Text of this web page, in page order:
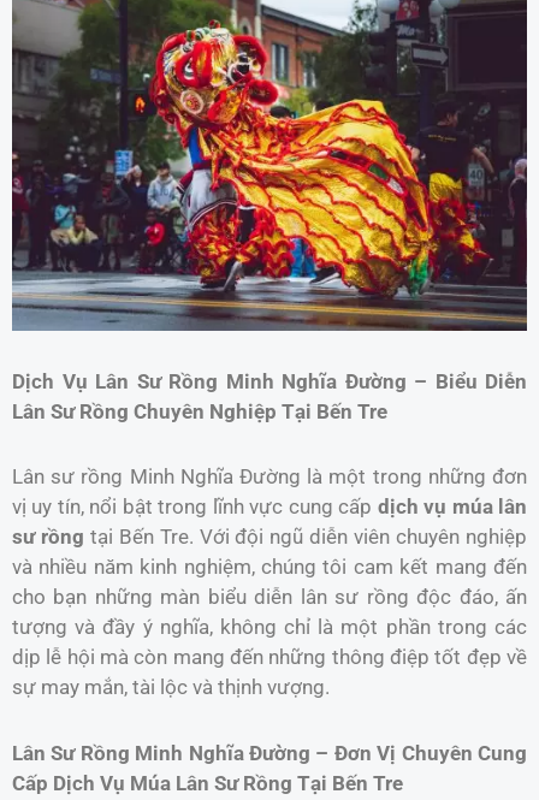
Dịch Vụ Lân Sư Rồng Minh Nghĩa Đường – Biểu Diễn
Lân Sư Rồng Chuyên Nghiệp Tại Bến Tre
Lân sư rồng Minh Nghĩa Đường là một trong những đơn
vị uy tín, nổi bật trong lĩnh vực cung cấp dịch vụ múa lân
sư rồng tại Bến Tre. Với đội ngũ diễn viên chuyên nghiệp
và nhiều năm kinh nghiệm, chúng tôi cam kết mang đến
cho bạn những màn biểu diễn lân sư rồng độc đáo, ấn
tượng và đầy ý nghĩa, không chỉ là một phần trong các
dịp lễ hội mà còn mang đến những thông điệp tốt đẹp về
sự may mắn, tài lộc và thịnh vượng.
Lân Sư Rồng Minh Nghĩa Đường – Đơn Vị Chuyên Cung
Cấp Dịch Vụ Múa Lân Sư Rồng Tại Bến Tre